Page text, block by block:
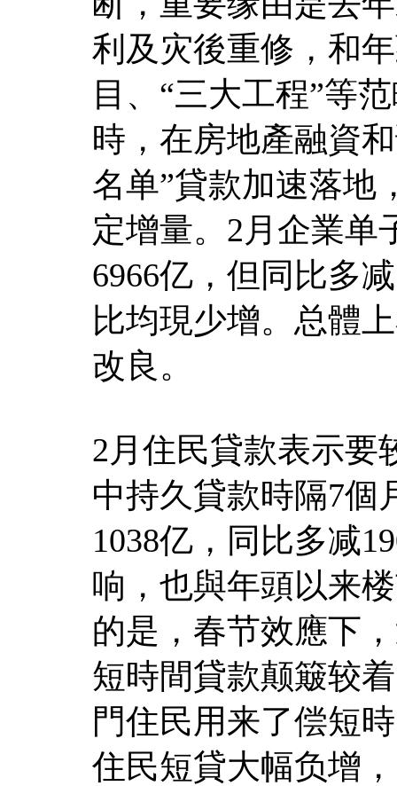
利及灾後重修，和
目、“三大工程”等
時，在房地產融資
名单”貸款加速落地
定增量。2月企業单
6966亿，但同比多
比均現少增。总體
改良。
2月住民貸款表示要
中持久貸款時隔7個
1038亿，同比多减
响，也與年頭以来
的是，春节效應下
短時間貸款颠簸较
門住民用来了偿短
住民短貸大幅负增